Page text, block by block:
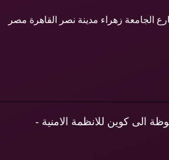
الى كوين للانظمة الامنية -